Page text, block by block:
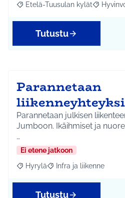
Rajaa tulokset aihepiirin
Etelä-Tuusulan kylät Rajaa
Tutustu
Parannetaan
Parannetaan julkisen
Jumboon. Ikäihmiset ja
…
Ei etene jatkoon
Rajaa tulokset aihepiirin mukaan:
Hyrylä Rajaa tulokset teeman
Infra ja liikenne
Tutustu